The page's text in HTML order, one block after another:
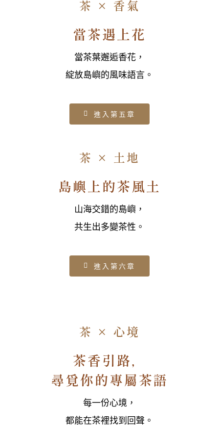
茶 × 香氣
當茶遇上花
當茶葉邂逅香花，
綻放島嶼的風味語言。
進入第五章
茶 × 土地
島嶼上的茶風土
山海交錯的島嶼，
共生出多變茶性。
進入第六章
茶 × 心境
茶香引路，
尋覓你的專屬茶語
每一份心境，
都能在茶裡找到回聲。